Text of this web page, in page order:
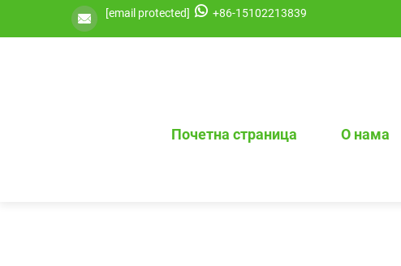
[email protected] +86-15102213839
Почетна страница О нама